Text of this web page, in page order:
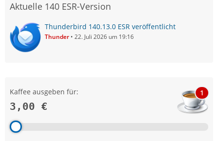
Aktuelle 140 ESR-Version
Thunderbird 140.13.0 ESR veröffentlicht
Thunder 22. Juli 2026 um 19:16
Kaffee ausgeben für:
3,00 €
1